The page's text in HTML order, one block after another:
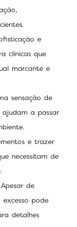
e
clínicas que
marcante e
sensação de
ajudam a passar
e trazer
necessitam de
de
pode
detalhes